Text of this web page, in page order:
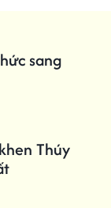
sang
Thúy